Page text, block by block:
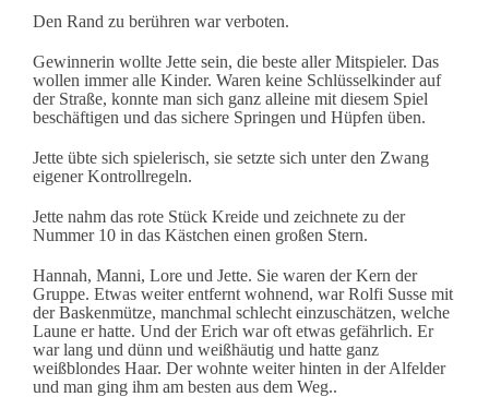
Den Rand zu berühren war verboten.
Gewinnerin wollte Jette sein, die beste aller Mitspieler. Das
wollen immer alle Kinder. Waren keine Schlüsselkinder auf
der Straße, konnte man sich ganz alleine mit diesem Spiel
beschäftigen und das sichere Springen und Hüpfen üben.
Jette übte sich spielerisch, sie setzte sich unter den Zwang
eigener Kontrollregeln.
Jette nahm das rote Stück Kreide und zeichnete zu der
Nummer 10 in das Kästchen einen großen Stern.
Hannah, Manni, Lore und Jette. Sie waren der Kern der
Gruppe. Etwas weiter entfernt wohnend, war Rolfi Susse mit
der Baskenmütze, manchmal schlecht einzuschätzen, welche
Laune er hatte. Und der Erich war oft etwas gefährlich. Er
war lang und dünn und weißhäutig und hatte ganz
weißblondes Haar. Der wohnte weiter hinten in der Alfelder
und man ging ihm am besten aus dem Weg..